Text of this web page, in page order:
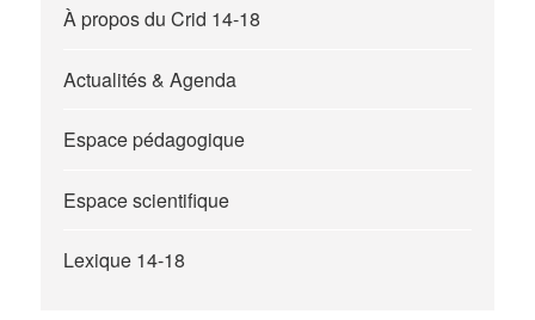
À propos du Crid 14-18
Actualités & Agenda
Espace pédagogique
Espace scientifique
Lexique 14-18